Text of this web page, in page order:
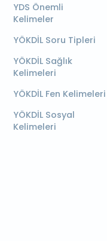
YDS Önemli
Kelimeler
YÖKDİL Soru Tipleri
YÖKDİL Sağlık
Kelimeleri
YÖKDİL Fen Kelimeleri
YÖKDİL Sosyal
Kelimeleri